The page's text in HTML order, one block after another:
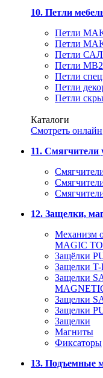
10. Петли
Петли
Петли
Петли
Петли MB2
Петли
Петли
Петли
Каталоги
Смотреть онлайн
11. Смягчители
12. Защелки,
Механизм
MAGIC
Защёлки
Защелки T-
Защелки
Защелки
Защелки
Защелки
Магниты
Фиксаторы
13. Подъемные